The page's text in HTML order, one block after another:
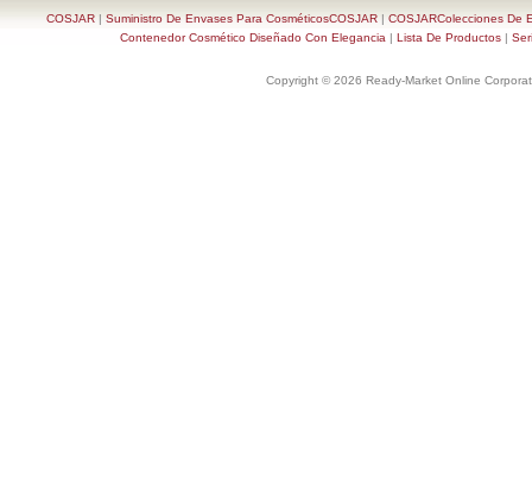
COSJAR| Suministro De Envases Para CosméticosCOSJAR| COSJARColecciones De
Contenedor Cosmético Diseñado Con Elegancia | Lista De Productos |
Copyright © 2026 Ready-Market Online